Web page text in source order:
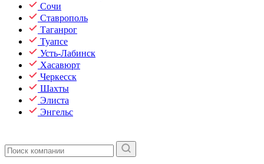
Сочи
Ставрополь
Таганрог
Туапсе
Усть-Лабинск
Хасавюрт
Черкесск
Шахты
Элиста
Энгельс